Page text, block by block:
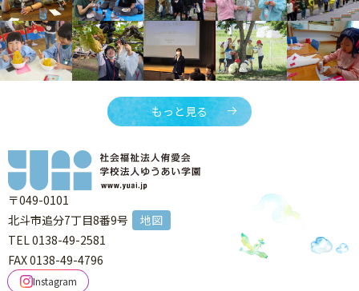
もっと見る
〒049-0101
北斗市追分7丁目8番9号
地図
TEL 0138-49-2581
FAX 0138-49-4796
Instagram